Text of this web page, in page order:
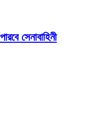
সেনাবাহিনী